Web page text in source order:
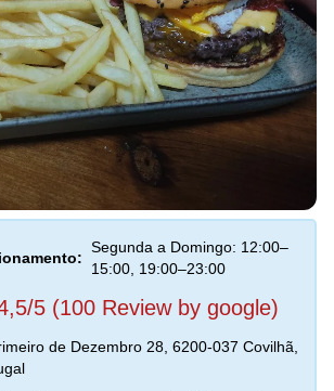
Segunda a Domingo: 12:00–
15:00, 19:00–23:00
5 (100 Review by google)
de Dezembro 28, 6200-037 Covilhã,